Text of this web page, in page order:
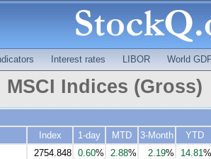
Interest rates LIBOR World
MSCI Indices (Gross)
Index 1-day MTD 3-Month YTD
2754.848 0.60% 2.88% 2.19% 14.81 %